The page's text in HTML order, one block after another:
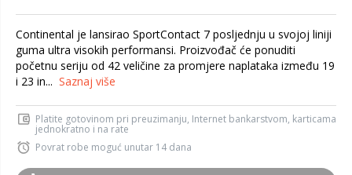
Continental je lansirao SportContact 7 posljednju u svojoj liniji
guma ultra visokih performansi. Proizvođač će ponuditi
početnu seriju od 42 veličine za promjere naplataka između 19
i 23 in... Saznaj više
Platite gotovinom pri preuzimanju, Internet bankarstvom, karticama
jednokratno i na rate
Povrat robe moguć unutar 14 dana